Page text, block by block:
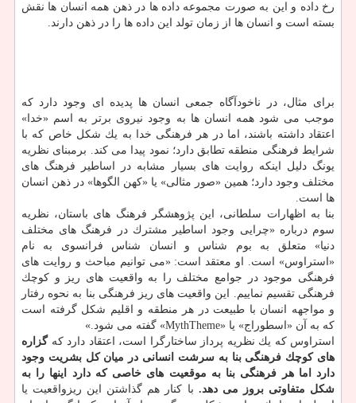
رخ داده و این به صورت مجموعه داده ها در ذهن همه انسان ها نقش
بسته است و انسان ها از زمان تولد این داده ها را در ذهن دارند.
برای مثال، در ناخودآگاه جمعی انسان ها پدیده ای وجود دارد كه
موجب می شود همه انسان ها به وجود نیروی برتر به اسم «خدا»
اعتقاد داشته باشند، اما در هر فرهنگی خدا به یك شكل خاص كه با
شرایط فرهنگی منطقه تطابق دارد؛ نمود پیدا می كند. برمبنای نظریه
یونگ دلیل اینكه روایت های بسیار مشابه در اساطیر فرهنگ های
مختلف وجود دارد؛ همین «صور مثالی» یا «كهن الگوها» در ذهن انسان
ها است.
بنا به اظهارات سلطانی، این پژوهشگر فرهنگ های باستان، نظریه
سوم درباره «چرایی وجود اساطیر مشترك در فرهنگ های مختلف
دنیا» متعلق به بوم شناس و انسان شناس فرانسوی به نام
«استراوس» است. او معتقد است: «می توانیم مباحث و روایت های
فرهنگی موجود در جوامع مختلف را به واقعیت های ریز و كوچك
فرهنگی تقسیم نماییم. این واقعیت های ریز فرهنگی بنا به نحوه رفتار
و مواجهه انسان با طبیعت در هر منطقه و اقلیم شكل گرفته است
كه به آن «اسطوراج» یا «MythTheme» گفته می شود.»
استراوس كه یك نظریه پرداز ساختارگرا است، اعتقاد دارد كهگزاره
های كوچك فرهنگی بنا به سرشت انسانی در میان كل بشریت وجود
دارد اما هر فرهنگی بنا به موقعیت های خاصی كه دارد اینها را به
شكل متفاوتی بروز می دهد. با كنار هم گذاشتن این ریزواقعیت یا